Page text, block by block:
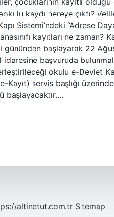
çocuklarının kayıtlı
kaydı nereye çıktı?
Sistemi’ndeki “Adrese
kayıtları ne zaman?
başlayarak 22
başvuruda
okulu e-Devlet
Kayıt) servis başlığı
başlayacaktır.…
altinetut.com.tr Sitemap